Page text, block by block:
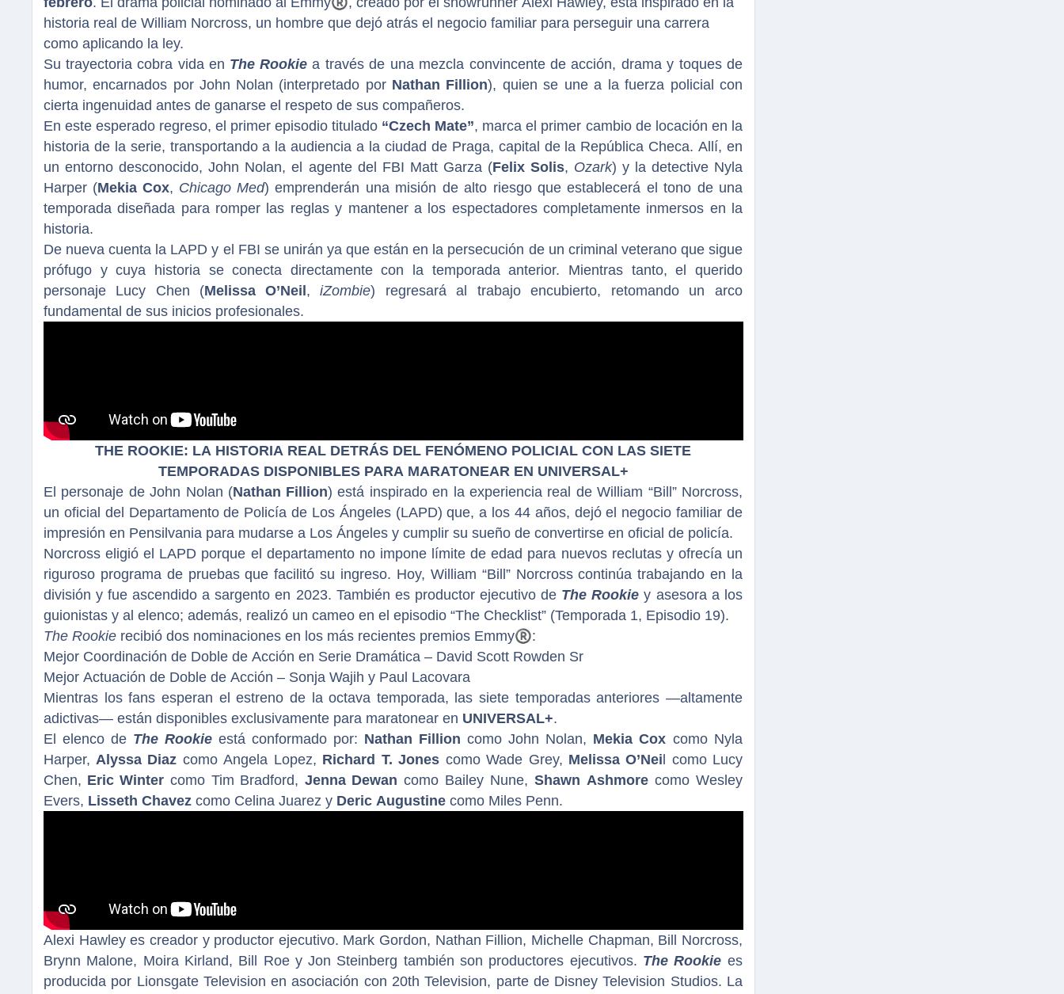
historia real de William Norcross, un hombre que dejó atrás el negocio familiar para perseguir una carrera
como aplicando la ley.
Su trayectoria cobra vida en The Rookie a través de una mezcla convincente de acción, drama y toques de
humor, encarnados por John Nolan (interpretado por Nathan Fillion), quien se une a la fuerza policial con
cierta ingenuidad antes de ganarse el respeto de sus compañeros.
En este esperado regreso, el primer episodio titulado “Czech Mate”, marca el primer cambio de locación en la
historia de la serie, transportando a la audiencia a la ciudad de Praga, capital de la República Checa. Allí, en
un entorno desconocido, John Nolan, el agente del FBI Matt Garza (Felix Solis, Ozark) y la detective Nyla
Harper (Mekia Cox, Chicago Med) emprenderán una misión de alto riesgo que establecerá el tono de una
temporada diseñada para romper las reglas y mantener a los espectadores completamente inmersos en la
historia.
De nueva cuenta la LAPD y el FBI se unirán ya que están en la persecución de un criminal veterano que sigue
prófugo y cuya historia se conecta directamente con la temporada anterior. Mientras tanto, el querido
personaje Lucy Chen (Melissa O’Neil, iZombie) regresará al trabajo encubierto, retomando un arco
fundamental de sus inicios profesionales.
THE ROOKIE: LA HISTORIA REAL DETRÁS DEL FENÓMENO POLICIAL CON LAS SIETE
TEMPORADAS DISPONIBLES PARA MARATONEAR EN UNIVERSAL+
El personaje de John Nolan (Nathan Fillion) está inspirado en la experiencia real de William “Bill” Norcross,
un oficial del Departamento de Policía de Los Ángeles (LAPD) que, a los 44 años, dejó el negocio familiar de
impresión en Pensilvania para mudarse a Los Ángeles y cumplir su sueño de convertirse en oficial de policía.
Norcross eligió el LAPD porque el departamento no impone límite de edad para nuevos reclutas y ofrecía un
riguroso programa de pruebas que facilitó su ingreso. Hoy, William “Bill” Norcross continúa trabajando en la
división y fue ascendido a sargento en 2023. También es productor ejecutivo de The Rookie y asesora a los
guionistas y al elenco; además, realizó un cameo en el episodio “The Checklist” (Temporada 1, Episodio 19).
The Rookie recibió dos nominaciones en los más recientes premios Emmy®:
Mejor Coordinación de Doble de Acción en Serie Dramática – David Scott Rowden Sr
Mejor Actuación de Doble de Acción – Sonja Wajih y Paul Lacovara
Mientras los fans esperan el estreno de la octava temporada, las siete temporadas anteriores —altamente
adictivas— están disponibles exclusivamente para maratonear en UNIVERSAL+.
El elenco de The Rookie está conformado por: Nathan Fillion como John Nolan, Mekia Cox como Nyla
Harper, Alyssa Diaz como Angela Lopez, Richard T. Jones como Wade Grey, Melissa O’Neil como Lucy
Chen, Eric Winter como Tim Bradford, Jenna Dewan como Bailey Nune, Shawn Ashmore como Wesley
Evers, Lisseth Chavez como Celina Juarez y Deric Augustine como Miles Penn.
Alexi Hawley es creador y productor ejecutivo. Mark Gordon, Nathan Fillion, Michelle Chapman, Bill Norcross,
Brynn Malone, Moira Kirland, Bill Roe y Jon Steinberg también son productores ejecutivos. The Rookie es
producida por Lionsgate Television en asociación con 20th Television, parte de Disney Television Studios. La